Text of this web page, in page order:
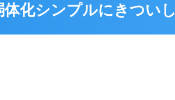
化シンプルにきついし